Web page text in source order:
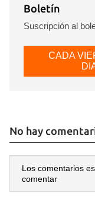
Boletín
Suscripción al
CADA
No hay
Los comentarios
comentar